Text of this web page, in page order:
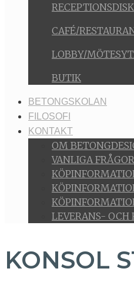
RECEPTIONSDISK
CAFÉ/
LOBBY/
BUTIK
BETONGSKOLAN
FILOSOFI
KONTAKT
OM
VANLIGA FRÅGOR
LEVERANS- OCH
KONSOL